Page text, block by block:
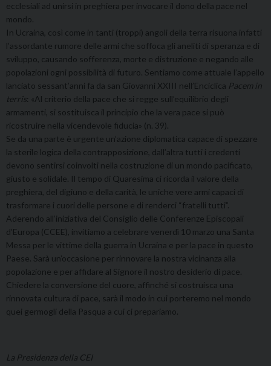
ecclesiali ad unirsi in preghiera per invocare il dono della pace nel
mondo.
In Ucraina, così come in tanti (troppi) angoli della terra risuona infatti
l’assordante rumore delle armi che soffoca gli aneliti di speranza e di
sviluppo, causando sofferenza, morte e distruzione e negando alle
popolazioni ogni possibilità di futuro. Sentiamo come attuale l’appello
lanciato sessant’anni fa da san Giovanni XXIII nell’Enciclica Pacem in
terris: «Al criterio della pace che si regge sull’equilibrio degli
armamenti, si sostituisca il principio che la vera pace si può
ricostruire nella vicendevole fiducia» (n. 39).
Se da una parte è urgente un’azione diplomatica capace di spezzare
la sterile logica della contrapposizione, dall’altra tutti i credenti
devono sentirsi coinvolti nella costruzione di un mondo pacificato,
giusto e solidale. Il tempo di Quaresima ci ricorda il valore della
preghiera, del digiuno e della carità, le uniche vere armi capaci di
trasformare i cuori delle persone e di renderci “fratelli tutti”.
Aderendo all’iniziativa del Consiglio delle Conferenze Episcopali
d’Europa (CCEE), invitiamo a celebrare venerdì 10 marzo una Santa
Messa per le vittime della guerra in Ucraina e per la pace in questo
Paese. Sarà un’occasione per rinnovare la nostra vicinanza alla
popolazione e per affidare al Signore il nostro desiderio di pace.
Chiedere la conversione del cuore, affinché si costruisca una
rinnovata cultura di pace, sarà il modo in cui porteremo nel mondo
quei germogli della Pasqua a cui ci prepariamo.
La Presidenza della CEI